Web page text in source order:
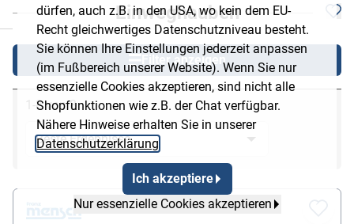
dürfen, auch z.B. in den USA, wo kein dem EU-
Recht gleichwertiges Datenschutzniveau besteht.
Sie können Ihre Einstellungen jederzeit anpassen
(im Fußbereich unserer Website). Wenn Sie nur
essenzielle Cookies akzeptieren, sind nicht alle
Shopfunktionen wie z.B. der Chat verfügbar.
Nähere Hinweise erhalten Sie in unserer
Datenschutzerklärung
Ich akzeptiere
Nur essenzielle Cookies akzeptieren
Einweghauben
Filter anzeigen
1-8 von 8